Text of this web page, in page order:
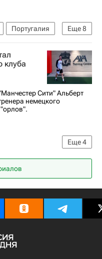
Еще8
Португалия
Реал Мадрид
1)
клуба
Сити" Альберт
немецкого
Еще4